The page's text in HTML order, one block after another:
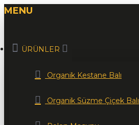
MENU
ÜRÜNLER
Organik Kestane Balı
Organik Süzme Çiçek Balı